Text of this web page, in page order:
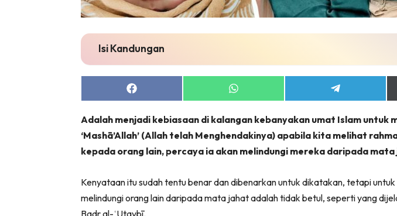
Isi Kandungan
Share
on
Share
on
Share
on
Adalah menjadi kebiasaan di kalangan kebanyakan umat Islam untuk
‘Mashā’Allah’ (Allah telah Menghendakinya) apabila kita melihat
kepada orang lain, percaya ia akan melindungi mereka daripada
Kenyataan itu sudah tentu benar dan dibenarkan untuk dikatakan, tetapi
melindungi orang lain daripada mata jahat adalah tidak betul, seperti yang